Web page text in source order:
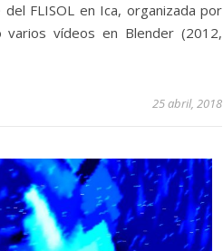
FLISOL en Ica, organizada por
vídeos en Blender (2012,
25 abril, 2018